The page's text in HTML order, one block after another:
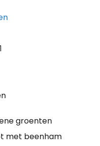
groenten
met beenham